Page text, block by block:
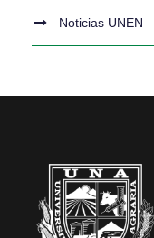
Noticias UNEN